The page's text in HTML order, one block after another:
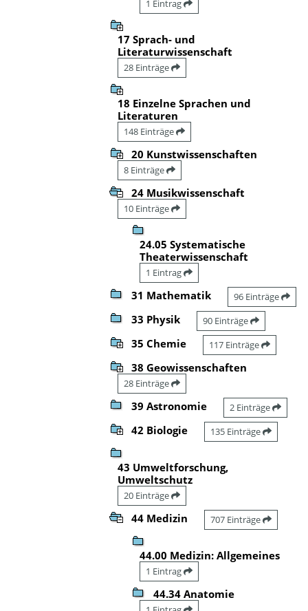
1 Eintrag
17 Sprach- und
Literaturwissenschaft
28 Einträge
18 Einzelne Sprachen und
Literaturen
148 Einträge
20 Kunstwissenschaften
8 Einträge
24 Musikwissenschaft
10 Einträge
24.05 Systematische
Theaterwissenschaft
1 Eintrag
31 Mathematik 96 Einträge
33 Physik 90 Einträge
35 Chemie 117 Einträge
38 Geowissenschaften
28 Einträge
39 Astronomie 2 Einträge
42 Biologie 135 Einträge
43 Umweltforschung,
Umweltschutz
20 Einträge
44 Medizin 707 Einträge
44.00 Medizin: Allgemeines
1 Eintrag
44.34 Anatomie